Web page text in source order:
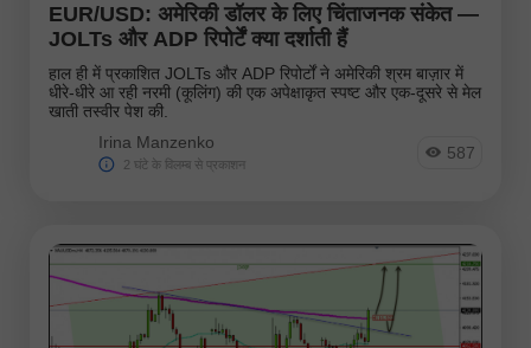
EUR/USD: अमेरिकी डॉलर के लिए चिंताजनक संकेत —
JOLTs और ADP रिपोर्टें क्या दर्शाती हैं
हाल ही में प्रकाशित JOLTs और ADP रिपोर्टों ने अमेरिकी श्रम बाज़ार में
धीरे-धीरे आ रही नरमी (कूलिंग) की एक अपेक्षाकृत स्पष्ट और एक-दूसरे से मेल
खाती तस्वीर पेश की.
Irina Manzenko
2 घंटे के विलम्ब से प्रकाशन
587